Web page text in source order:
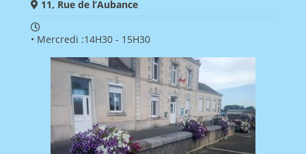
11, Rue de l’Aubance
• Mercredi :14H30 - 15H30